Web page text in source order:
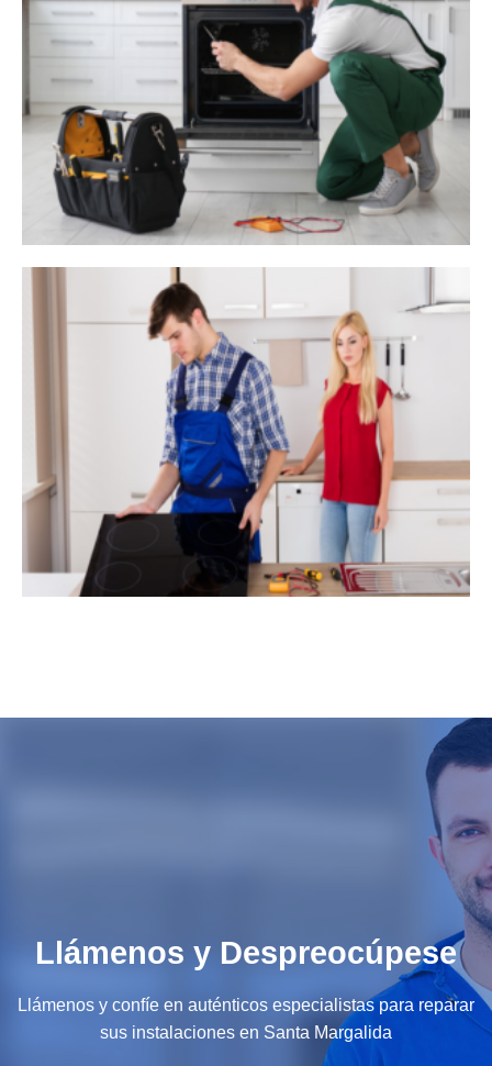
Llámenos y Despreocúpese
Llámenos y confíe en auténticos especialistas para reparar
sus instalaciones en Santa Margalida